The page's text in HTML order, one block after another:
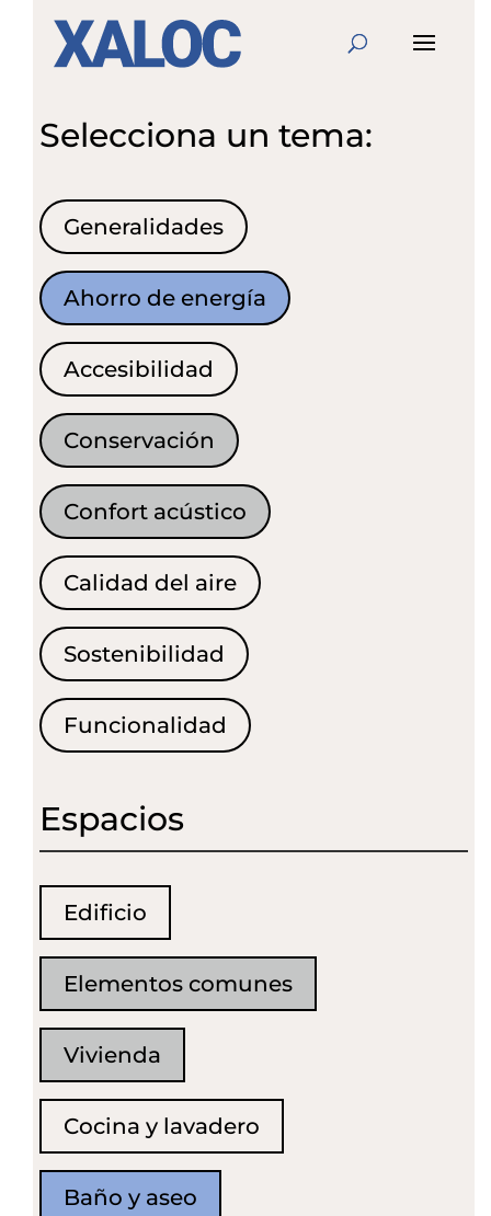
Selecciona un tema:
Generalidades
Ahorro de energía
Accesibilidad
Conservación
Confort acústico
Calidad del aire
Sostenibilidad
Funcionalidad
Espacios
Edificio
Elementos comunes
Vivienda
Cocina y lavadero
Baño y aseo